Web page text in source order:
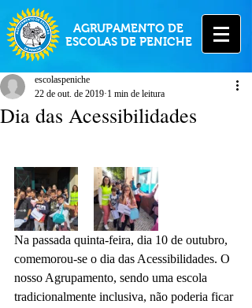
AGRUPAMENTO DE
ESCOLAS DE PENICHE
Dia das Acessibilidades
escolaspeniche
22 de out. de 2019 1 min de leitura
Na passada quinta-feira, dia 10 de outubro,
comemorou-se o dia das Acessibilidades. O
nosso Agrupamento, sendo uma escola
tradicionalmente inclusiva, não poderia ficar